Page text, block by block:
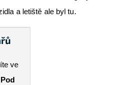
a letiště ale byl tu.
ve
Pod